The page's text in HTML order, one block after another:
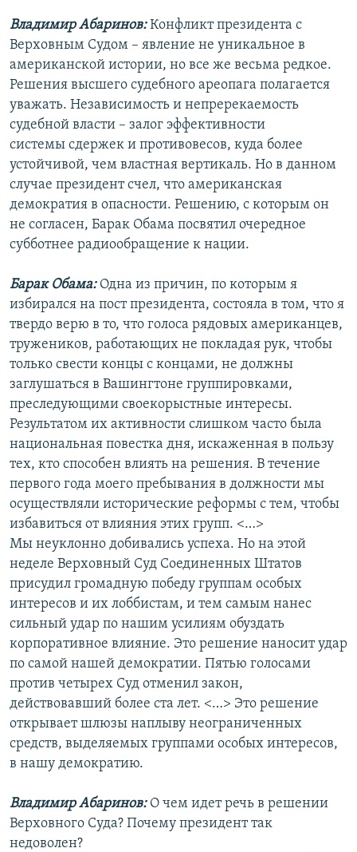
Все сайты РСЕ/РС
Владимир Абаринов:Конфликт президента с
Верховным Судом – явление не уникальное в
американской истории, но все же весьма редкое.
Решения высшего судебного ареопага полагается
уважать. Независимость и непререкаемость
судебной власти – залог эффективности
системы сдержек и противовесов, куда более
устойчивой, чем властная вертикаль. Но в данном
случае президент счел, что американская
демократия в опасности. Решению, с которым он
не согласен, Барак Обама посвятил очередное
субботнее радиообращение к нации.
Барак Обама:Одна из причин, по которым я
избирался на пост президента, состояла в том, что я
твердо верю в то, что голоса рядовых американцев,
тружеников, работающих не покладая рук, чтобы
только свести концы с концами, не должны
заглушаться в Вашингтоне группировками,
преследующими своекорыстные интересы.
Результатом их активности слишком часто была
национальная повестка дня, искаженная в пользу
тех, кто способен влиять на решения. В течение
первого года моего пребывания в должности мы
осуществляли исторические реформы с тем, чтобы
избавиться от влияния этих групп. <…>
Мы неуклонно добивались успеха. Но на этой
неделе Верховный Суд Соединенных Штатов
присудил громадную победу группам особых
интересов и их лоббистам, и тем самым нанес
сильный удар по нашим усилиям обуздать
корпоративное влияние. Это решение наносит удар
по самой нашей демократии. Пятью голосами
против четырех Суд отменил закон,
действовавший более ста лет. <…> Это решение
открывает шлюзы наплыву неограниченных
средств, выделяемых группами особых интересов,
в нашу демократию.
Владимир Абаринов: О чем идет речь в решении
Верховного Суда? Почему президент так
недоволен?